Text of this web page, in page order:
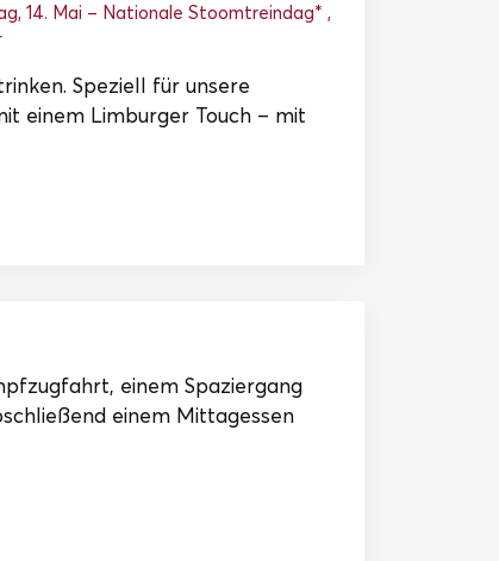
14. Mai – Nationale Stoomtreindag* ,
Speziell für unsere
einem Limburger Touch – mit
einem Spaziergang
einem Mittagessen